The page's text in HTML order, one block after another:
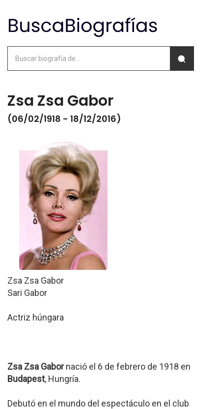
Zsa Zsa Gabor
(06/02/1918 - 18/12/2016)
Zsa Zsa Gabor
Sari Gabor
Actriz húngara
Zsa Zsa Gabornació el 6 de febrero de 1918 en
Budapest, Hungría.
Debutó en el mundo del espectáculo en el club